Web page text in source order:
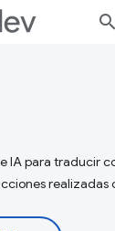
IA para traducir
realizadas